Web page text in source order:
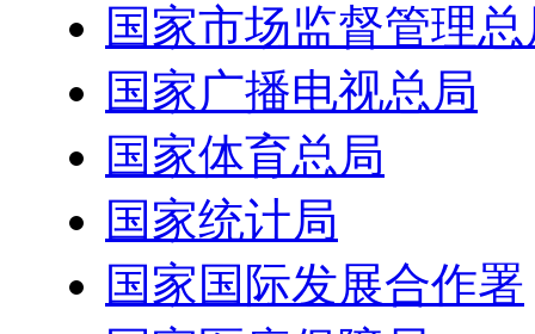
国家市场监督管理
国家广播电视总局
国家体育总局
国家统计局
国家国际发展合作署